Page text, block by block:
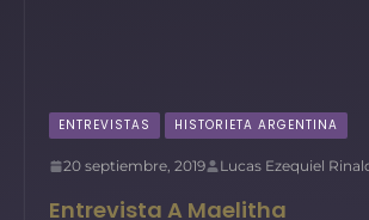
ENTREVISTAS HISTORIETA ARGENTINA
20 septiembre, 2019 Lucas Ezequiel
Entrevista A Maelitha